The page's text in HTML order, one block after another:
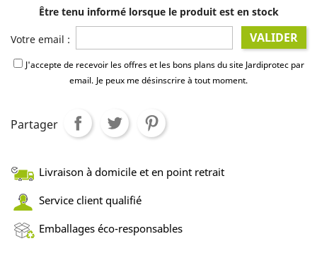
Être tenu informé lorsque le produit est en stock
Votre email : VALIDER
J'accepte de recevoir les offres et les bons plans du site Jardiprotec par
email. Je peux me désinscrire à tout moment.
Partager
Livraison à domicile et en point retrait
Service client qualifié
Emballages éco-responsables